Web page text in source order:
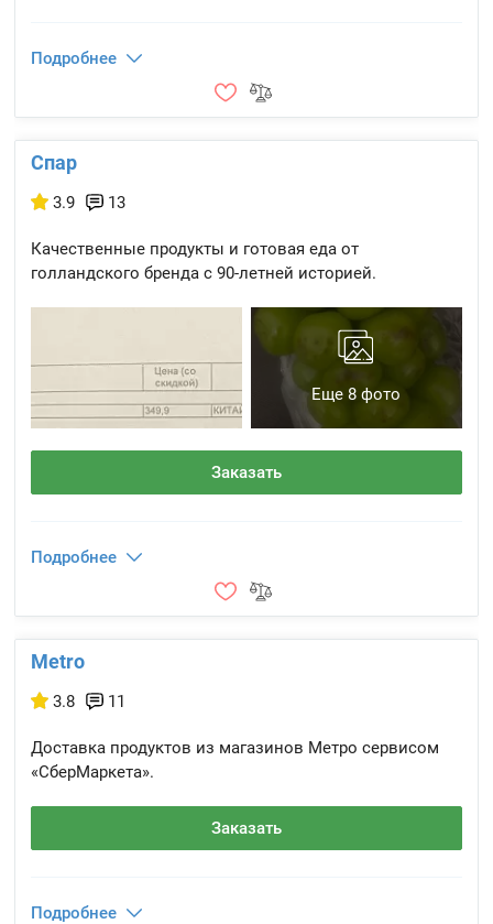
Подробнее
Спар
3.9 13
Качественные продукты и готовая еда от
голландского бренда с 90-летней историей.
Еще 8 фото
Заказать
Подробнее
Metro
3.8 11
Доставка продуктов из магазинов Метро сервисом
«СберМаркета».
Заказать
Подробнее